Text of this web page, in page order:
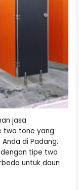
jasa
two tone yang
di Padang.
tipe two
untuk daun